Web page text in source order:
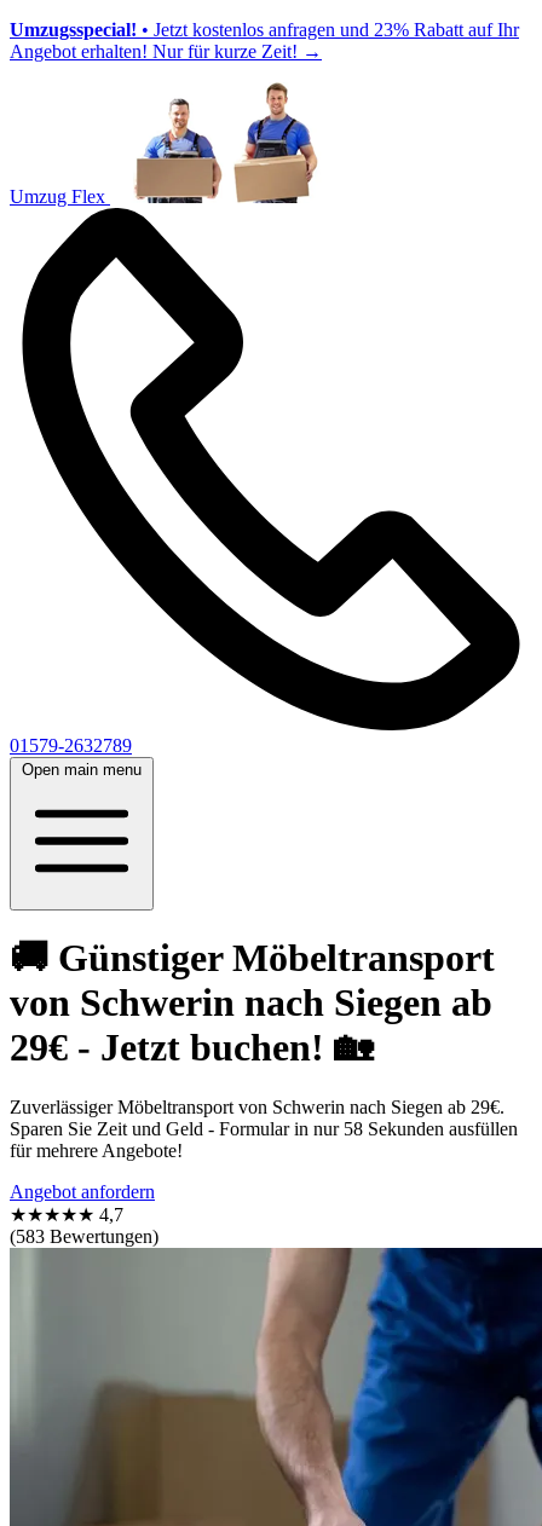
Umzugsspecial! • Jetzt kostenlos anfragen und 23% Rabatt auf Ihr
Angebot erhalten! Nur für kurze Zeit! →
Umzug Flex
01579-2632789
Open main menu
🚚 Günstiger Möbeltransport
von Schwerin nach Siegen ab
29€ - Jetzt buchen! 🏡
Zuverlässiger Möbeltransport von Schwerin nach Siegen ab 29€.
Sparen Sie Zeit und Geld - Formular in nur 58 Sekunden ausfüllen
für mehrere Angebote!
Angebot anfordern
★★★★★ 4,7
(583 Bewertungen)